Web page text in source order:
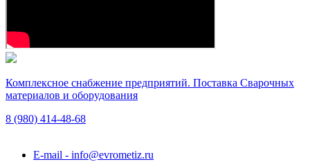
Комплексное снабжение предприятий. Поставка Сварочных
материалов и оборудования
8 (980) 414-48-68
E-mail - info@evrometiz.ru